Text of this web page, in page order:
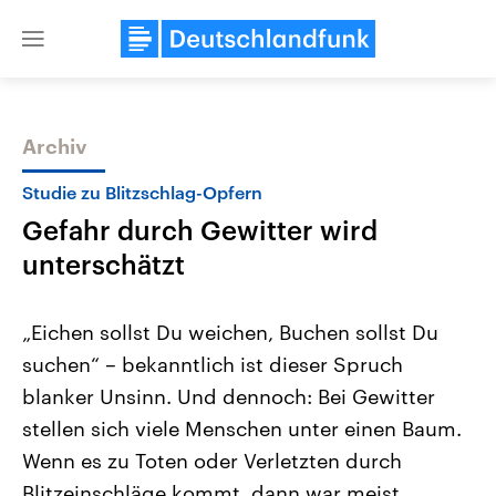
Close
Themen
Landtagswahl Sachsen-Anhalt
2026
Alle Informationen
Sachsen-Anhalt wählt am 6.
September 2026 einen neuen
Landtag. Seit 2021 wird das
Bundesland von einer Koalition aus
USA
Aktuelle Beiträge,
Hintergründe
Wirtschaftlich und
gehören die Vereinigten
den mächtigsten Ländern
mit großem Einfluss auf
Archiv
Studie zu Blitzschlag-Opfern
Gefahr durch Gewitter wird
unterschätzt
„Eichen sollst Du weichen, Buchen sollst Du
suchen“ – bekanntlich ist dieser Spruch
blanker Unsinn. Und dennoch: Bei Gewitter
stellen sich viele Menschen unter einen Baum.
Wenn es zu Toten oder Verletzten durch